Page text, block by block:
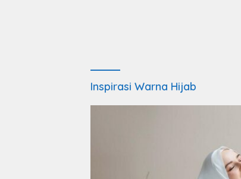
Inspirasi Warna Hijab